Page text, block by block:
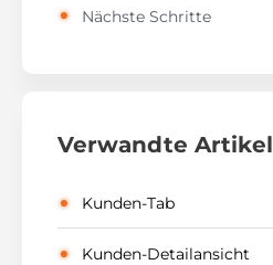
Nächste Schritte
Verwandte Artikel
Kunden-Tab
Kunden-Detailansicht